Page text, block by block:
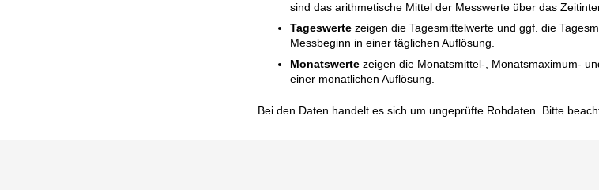
sind das arithmetische Mittel der Messwerte über das
Tageswertezeigen die Tagesmittelwerte und ggf. die
Messbeginn in einer täglichen Auflösung.
Monatswertezeigen die Monatsmittel-, Monatsmaximum-
einer monatlichen Auflösung.
Bei den Daten handelt es sich um ungeprüfte Rohdaten. Bitte